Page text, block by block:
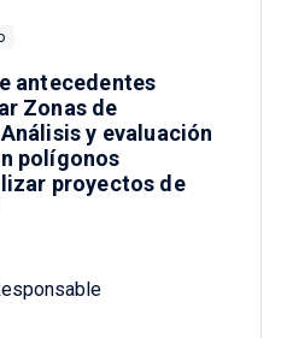
antecedentes
Zonas de
y evaluación
polígonos
proyectos de